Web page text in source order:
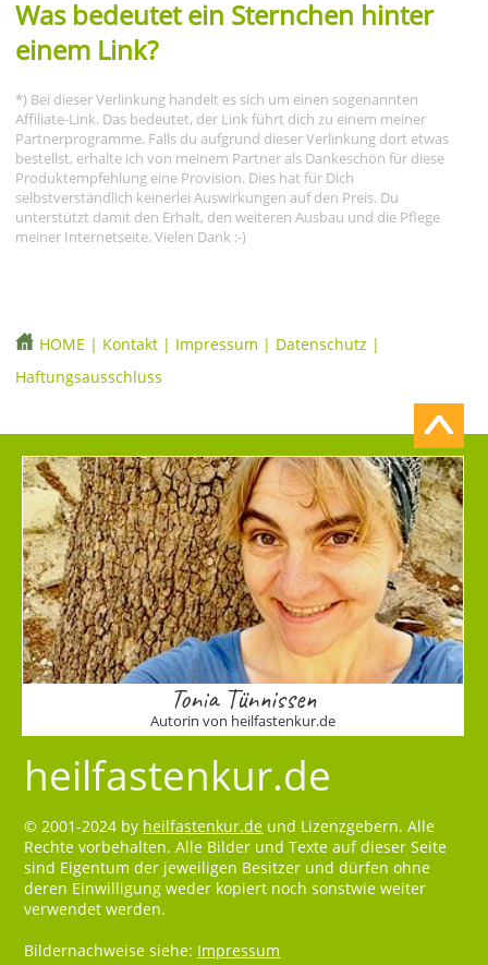
Was bedeutet ein Sternchen hinter
einem Link?
*) Bei dieser Verlinkung handelt es sich um einen sogenannten
Affiliate-Link. Das bedeutet, der Link führt dich zu einem meiner
Partnerprogramme. Falls du aufgrund dieser Verlinkung dort etwas
bestellst, erhalte ich von meinem Partner als Dankeschön für diese
Produktempfehlung eine Provision. Dies hat für Dich
selbstverständlich keinerlei Auswirkungen auf den Preis. Du
unterstützt damit den Erhalt, den weiteren Ausbau und die Pflege
meiner Internetseite. Vielen Dank :-)
HOME | Kontakt | Impressum | Datenschutz |
Haftungsausschluss
Tonia Tünnissen
Autorin von heilfastenkur.de
heilfastenkur.de
© 2001-2024 by heilfastenkur.de und Lizenzgebern. Alle
Rechte vorbehalten. Alle Bilder und Texte auf dieser Seite
sind Eigentum der jeweiligen Besitzer und dürfen ohne
deren Einwilligung weder kopiert noch sonstwie weiter
verwendet werden.
Bildernachweise siehe: Impressum